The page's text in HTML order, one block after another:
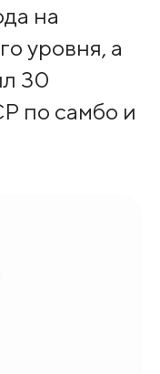
на
уровня, а
30
по самбо и